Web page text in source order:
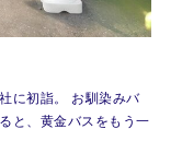
に初詣。 お馴染みバ
と、黄金バスをもう一